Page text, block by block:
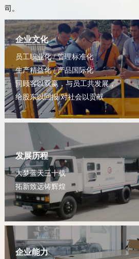
司。
企业文化
员工职业化 / 管理标准化
生产精益化 / 产品国际化
同顾客以双赢，与员工共发展，
给股东以回报 对社会以贡献
发展历程
大梦蓝天三十载
拓新致远铸辉煌
企业能力